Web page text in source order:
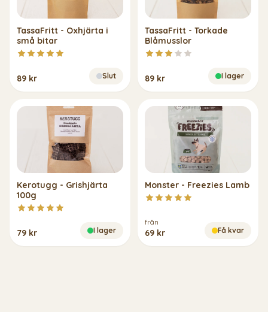
TassaFritt - Oxhjärta i
små bitar
89 kr Slut
TassaFritt - Torkade
Blåmusslor
89 kr I lager
Kerotugg - Grishjärta
100g
79 kr I lager
Monster - Freezies Lamb
från
69 kr Få kvar